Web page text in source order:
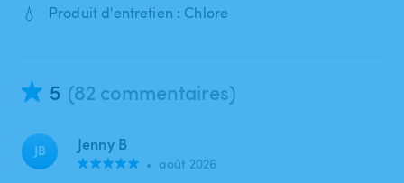
💧 Produit d'entretien : Chlore
5 (82 commentaires)
JB Jenny B
• août 2026